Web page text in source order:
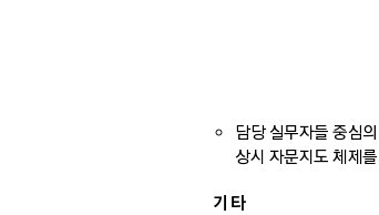
담당 실무자들 중심
상시 자문지도 체제
기 타